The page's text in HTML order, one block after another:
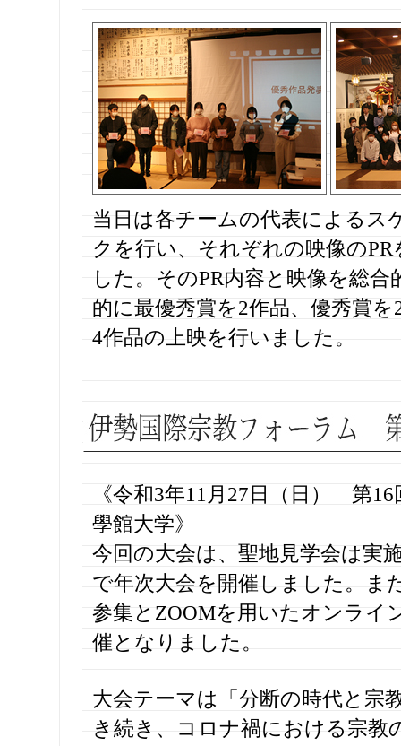
当日は各チームの代表によるス
クを行い、それぞれの映像の
した。そのPR内容と映像を総合
的に最優秀賞を2作品、優秀賞
4作品の上映を行いました。
《令和3年11月27日（日） 第
學館大学》
今回の大会は、聖地見学会は実
で年次大会を開催しました。ま
参集とZOOMを用いたオンライ
催となりました。
大会テーマは「分断の時代と宗
き続き、コロナ禍における宗教